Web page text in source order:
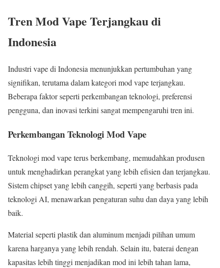
Tren Mod Vape Terjangkau di
Indonesia
Industri vape di Indonesia menunjukkan pertumbuhan yang
signifikan, terutama dalam kategori mod vape terjangkau.
Beberapa faktor seperti perkembangan teknologi, preferensi
pengguna, dan inovasi terkini sangat mempengaruhi tren ini.
Perkembangan Teknologi Mod Vape
Teknologi mod vape terus berkembang, memudahkan produsen
untuk menghadirkan perangkat yang lebih efisien dan terjangkau.
Sistem chipset yang lebih canggih, seperti yang berbasis pada
teknologi AI, menawarkan pengaturan suhu dan daya yang lebih
baik.
Material seperti plastik dan aluminum menjadi pilihan umum
karena harganya yang lebih rendah. Selain itu, baterai dengan
kapasitas lebih tinggi menjadikan mod ini lebih tahan lama,